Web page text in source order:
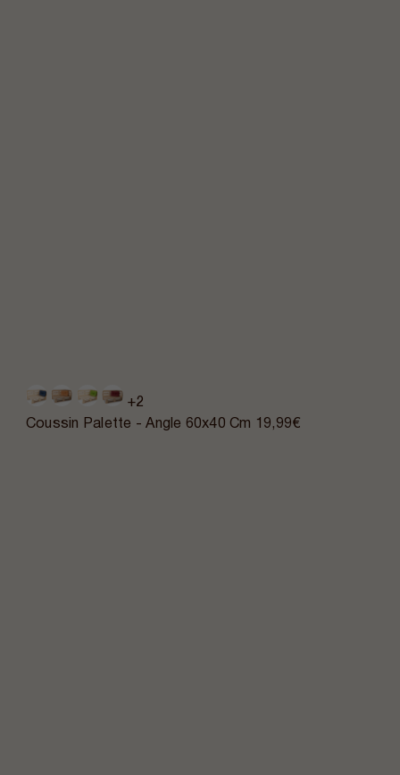
+2
Coussin Palette - Angle 60x40 Cm
19,99€